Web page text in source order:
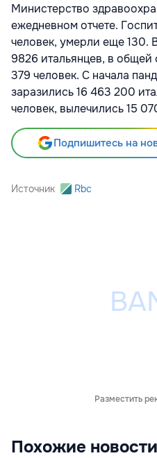
Министерство
ежедневном отчете.
человек, умерли еще 130.
9826 итальянцев, в общей
379 человек. С начала
заразились 16 463 200
человек, вылечились 15
Подпишитесь на
Источник Rbc
Разместить
Похожие новости